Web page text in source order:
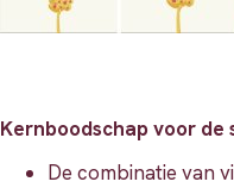
Kernboodschap voor de
De combinatie van